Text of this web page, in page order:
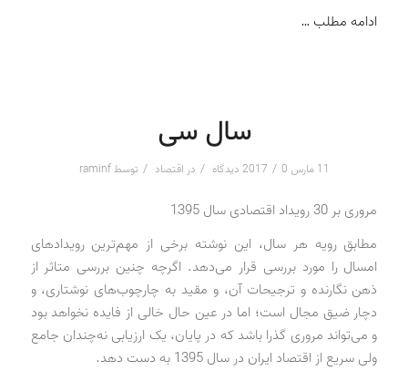
ادامه مطلب …
سال سی
11 مارس 2017 / 0 دیدگاه / در اقتصاد / توسطraminf
مروری بر 30 رویداد اقتصادی سال 1395
مطابق رویه هر سال، این نوشته برخی از مهم‌ترین رویدادهای
امسال را مورد بررسی قرار می‌دهد. اگرچه چنین بررسی متاثر از
ذهن نگارنده و ترجیحات آن، و مقید به چارچوب‌های نوشتاری، و
دچار ضیق مجال است؛ اما در عین حال خالی از فایده نخواهد بود
و می‌تواند مروری گذرا باشد که در پایان، یک ارزیابی نه‌چندان جامع
ولی سریع از اقتصاد ایران در سال 1395 به دست دهد.